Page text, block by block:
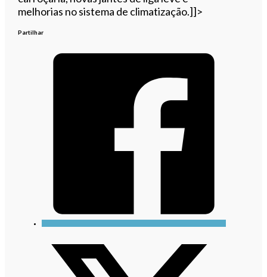
melhorias no sistema de climatização.]]>
Partilhar